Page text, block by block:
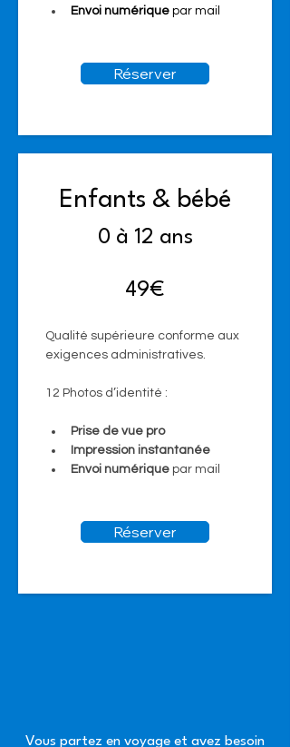
Envoi numérique par mail
Réserver
Enfants & bébé
0 à 12 ans
49€
Qualité supérieure conforme aux
exigences administratives.
12 Photos d’identité :
Prise de vue pro
Impression instantanée
Envoi numérique par mail
Réserver
Vous partez en voyage et avez besoin